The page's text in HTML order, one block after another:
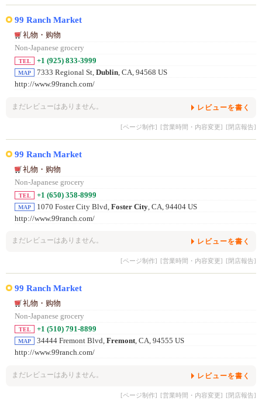
99 Ranch Market
礼物・购物
Non-Japanese grocery
TEL +1 (925) 833-3999
MAP 7333 Regional St, Dublin, CA, 94568 US
http://www.99ranch.com/
まだレビューはありません。 レビューを書く
[ページ制作] [営業時間・内容変更] [閉店報告]
99 Ranch Market
礼物・购物
Non-Japanese grocery
TEL +1 (650) 358-8999
MAP 1070 Foster City Blvd, Foster City , CA, 94404 US
http://www.99ranch.com/
まだレビューはありません。 レビューを書く
[ページ制作] [営業時間・内容変更] [閉店報告]
99 Ranch Market
礼物・购物
Non-Japanese grocery
TEL +1 (510) 791-8899
MAP 34444 Fremont Blvd, Fremont, CA, 94555 US
http://www.99ranch.com/
まだレビューはありません。 レビューを書く
[ページ制作] [営業時間・内容変更] [閉店報告]